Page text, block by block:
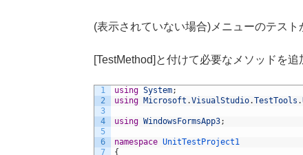
(表示されていない場合)メニューのテス
[TestMethod]と付けて必要なメソッドを追
1
2
3
4
5
6
7
using System;
using Microsoft .VisualStudio.TestTools .
using WindowsFormsApp3;
namespace UnitTestProject1
{